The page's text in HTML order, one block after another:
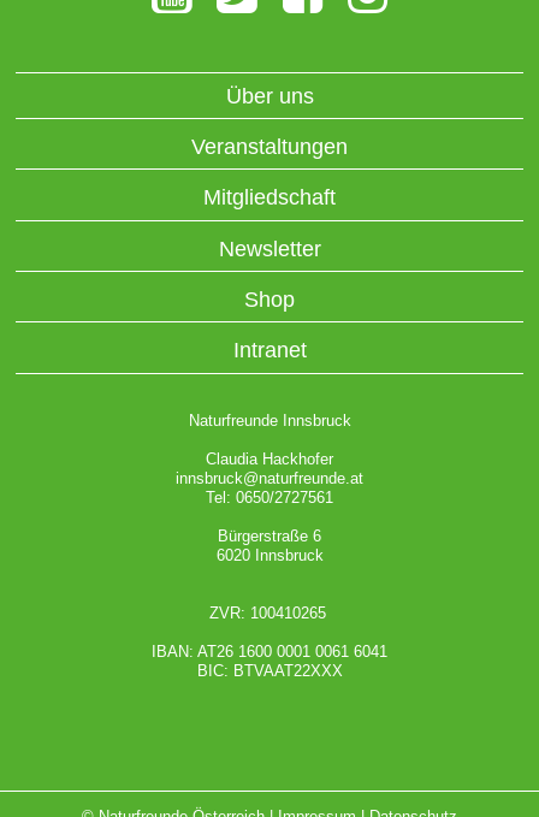
Über uns
Veranstaltungen
Mitgliedschaft
Newsletter
Shop
Intranet
Naturfreunde Innsbruck
Claudia Hackhofer
innsbruck@naturfreunde.at
Tel: 0650/2727561
Bürgerstraße 6
6020 Innsbruck
ZVR: 100410265
IBAN: AT26 1600 0001 0061 6041
BIC: BTVAAT22XXX